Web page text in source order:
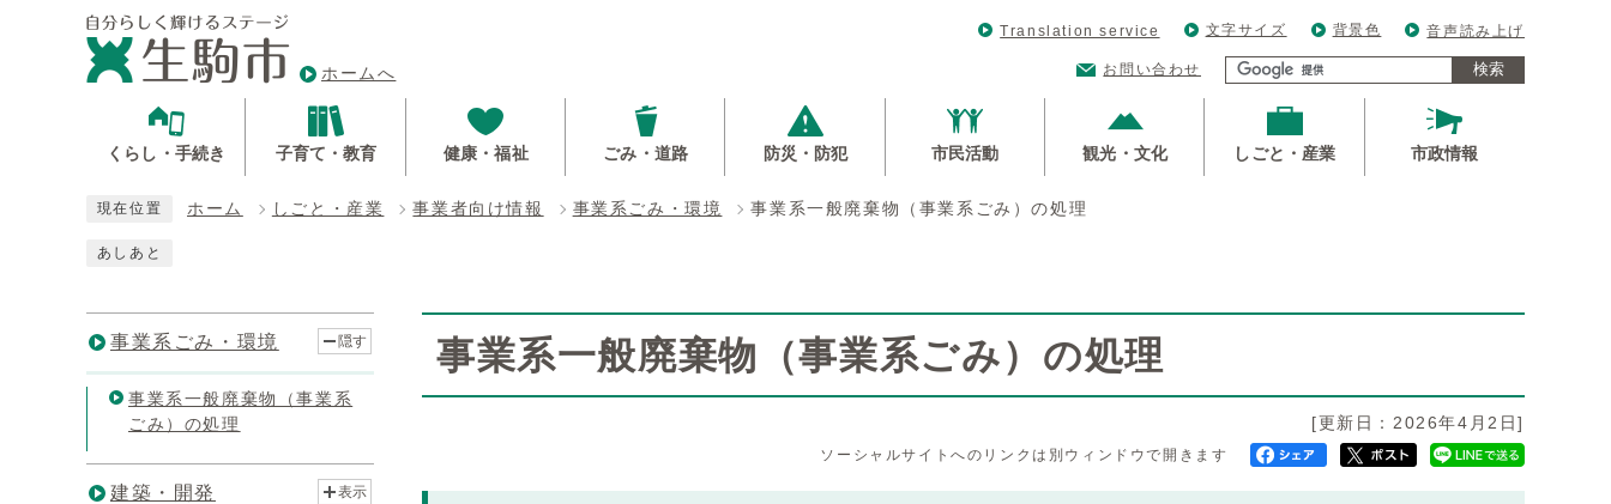
ホームへ
Translation service 文字サイズ 背景色 音声読み上げ
お問い合わせ 検索
くらし・手続き 子育て・教育 健康・福祉 ごみ・道路 防災・防犯 市民活動 観光・文化 しごと・産業 市政情報
現在位置 ホーム しごと・産業 事業者向け情報 事業系ごみ・環境 事業系一般廃棄物（事業系ごみ）の処理
あしあと
事業系一般廃棄物（事業系ごみ）の処理
[更新日：2026年4月2日]
ソーシャルサイトへのリンクは別ウィンドウで開きます
事業系ごみ・環境 隠す
事業系一般廃棄物（事業系
ごみ）の処理
建築・開発 表示